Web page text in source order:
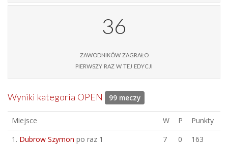
36
zawodników zagrało
pierwszy raz w tej edycji
Wyniki kategoria OPEN 99 meczy
Miejsce W P
Punkty
1. Dubrow Szymon po raz 1 7 0
163